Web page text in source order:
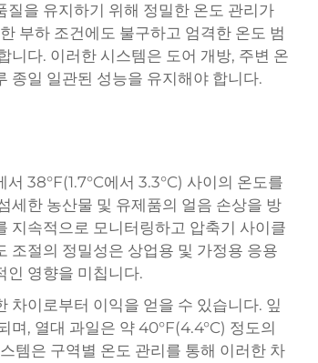
을 유지하기 위해 정밀한 온도 관리가
부하 조건에도 불구하고 엄격한 온도 범
니다. 이러한 시스템은 도어 개방, 주변 온
종일 일관된 성능을 유지해야 합니다.
38°F(1.7°C에서 3.3°C) 사이의 온도를
세한 농산물 및 유제품의 얼음 손상을 방
지속적으로 모니터링하고 압축기 사이클
조절의 정밀성은 상업용 및 가정용 응용
인 영향을 미칩니다.
차이로부터 이익을 얻을 수 있습니다. 잎
며, 열대 과일은 약 40°F(4.4°C) 정도의
템은 구역별 온도 관리를 통해 이러한 차